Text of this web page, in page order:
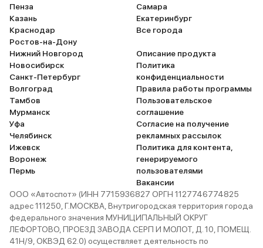
Пенза
Казань
Краснодар
Ростов-на-Дону
Нижний Новгород
Новосибирск
Санкт-Петербург
Волгоград
Тамбов
Мурманск
Уфа
Челябинск
Ижевск
Воронеж
Пермь
Самара
Екатеринбург
Все города
Описание продукта
Политика
конфиденциальности
Правила работы программы
Пользовательское
соглашение
Согласие на получение
рекламных рассылок
Политика для контента,
генерируемого
пользователями
Вакансии
ООО «Автоспот» (ИНН 7715936827 ОРГН 1127746774825
адрес 111250, Г.МОСКВА, Внутригородская территория города
федерального значения МУНИЦИПАЛЬНЫЙ ОКРУГ
ЛЕФОРТОВО, ПРОЕЗД ЗАВОДА СЕРП И МОЛОТ, Д. 10, ПОМЕЩ.
41Н/9, ОКВЭД 62.0) осуществляет деятельность по